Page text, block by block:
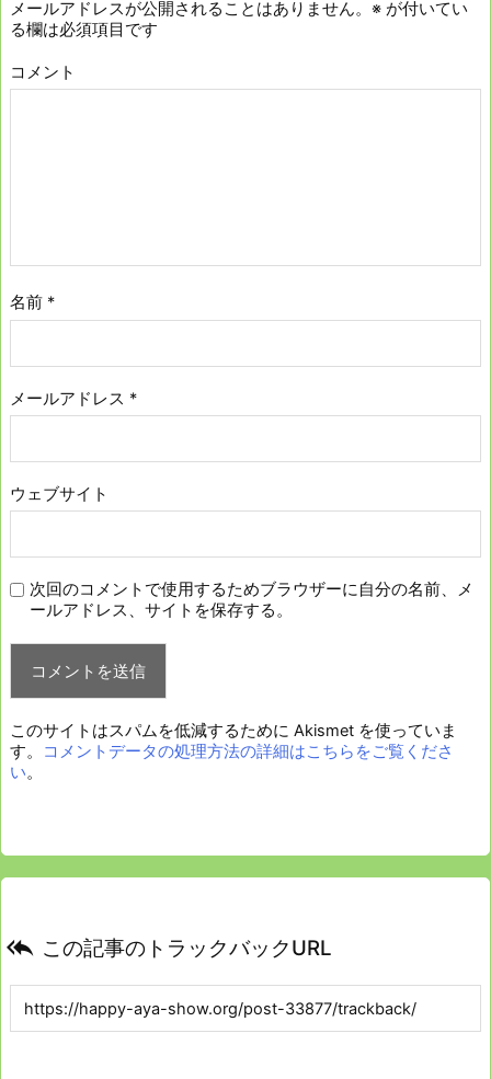
メールアドレスが公開されることはありません。 ※ が付いてい
る欄は必須項目です
コメント
名前 *
メールアドレス *
ウェブサイト
次回のコメントで使用するためブラウザーに自分の名前、メ
ールアドレス、サイトを保存する。
このサイトはスパムを低減するために Akismet を使っていま
す。
コメントデータの処理方法の詳細はこちらをご覧くださ
い。
 この記事のトラックバックURL